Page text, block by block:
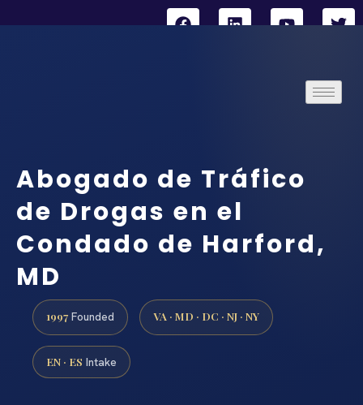
Abogado de Tráfico
de Drogas en el
Condado de Harford,
MD
1997 Founded VA · MD · DC · NJ · NY
EN · ES Intake